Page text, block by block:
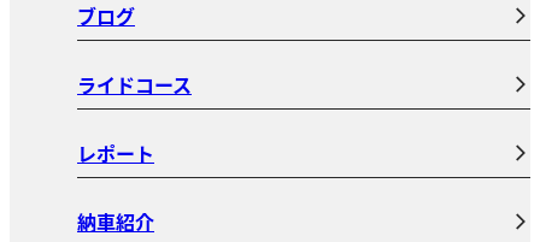
ブログ
ライドコース
レポート
納車紹介